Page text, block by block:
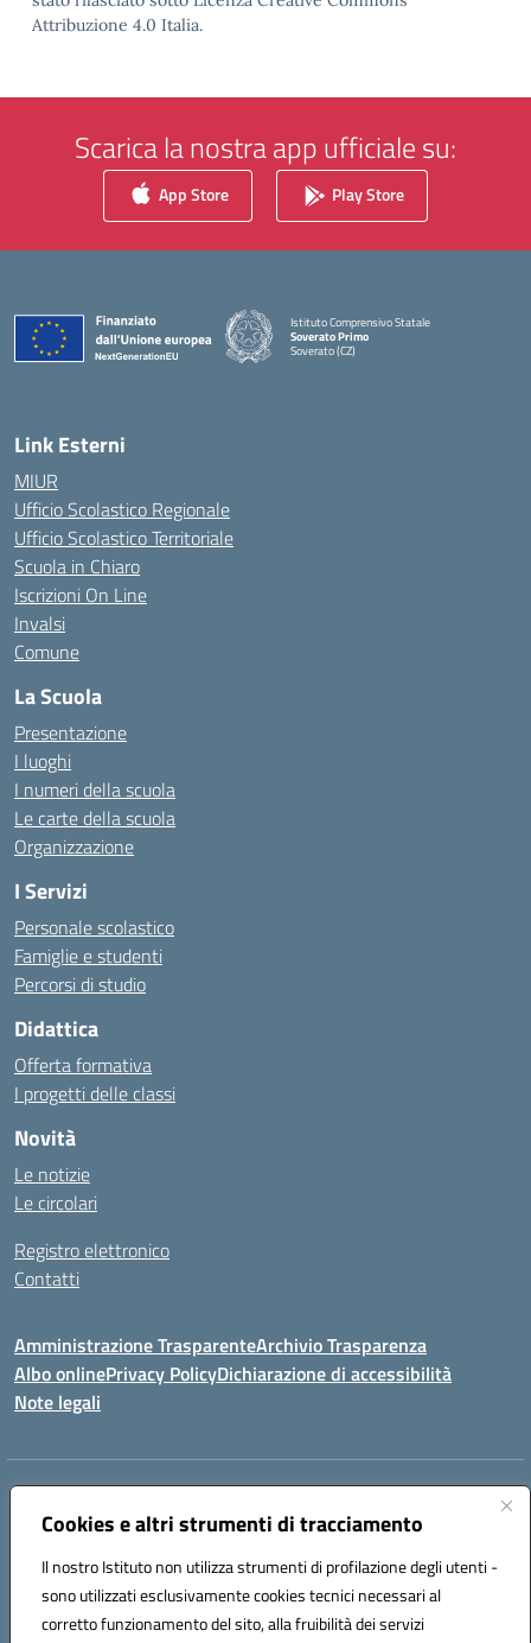
Cookies e altri strumenti di tracciamento
Il nostro Istituto non utilizza strumenti di profilazione degli utenti -
sono utilizzati esclusivamente cookies tecnici necessari al
corretto funzionamento del sito, alla fruibilità dei servizi
Attribuzione 4.0 Italia.
Scarica la nostra app ufficiale su:
App Store Play Store
Istituto Comprensivo Statale
Soverato Primo
Soverato (CZ)
Link Esterni
MIUR
Ufficio Scolastico Regionale
Ufficio Scolastico Territoriale
Scuola in Chiaro
Iscrizioni On Line
Invalsi
Comune
La Scuola
Presentazione
I luoghi
I numeri della scuola
Le carte della scuola
Organizzazione
I Servizi
Personale scolastico
Famiglie e studenti
Percorsi di studio
Didattica
Offerta formativa
I progetti delle classi
Novità
Le notizie
Le circolari
Registro elettronico
Contatti
Amministrazione TrasparenteArchivio Trasparenza
Albo onlinePrivacy PolicyDichiarazione di accessibilità
Note legali
Indirizzo:
Centralino:096721161 Email:czic869004@istruzione.it
Codice fiscale: 84000710792
Codice meccanografico:
CZIC869004